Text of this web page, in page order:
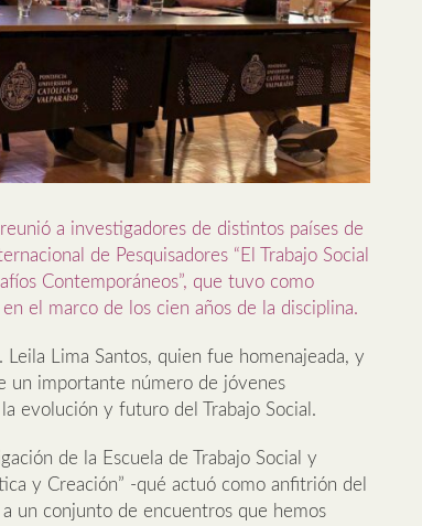
a investigadores de distintos países de
de Pesquisadores “El Trabajo Social
Contemporáneos”, que tuvo como
el marco de los cien años de la disciplina.
Lima Santos, quien fue homenajeada, y
un importante número de jóvenes
evolución y futuro del Trabajo Social.
de la Escuela de Trabajo Social y
y Creación” -qué actuó como anfitrión del
un conjunto de encuentros que hemos